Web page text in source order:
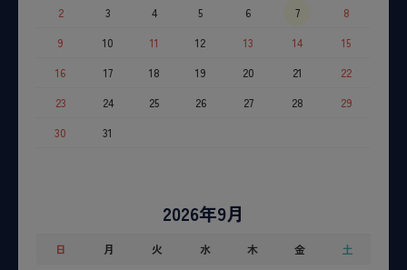
2
3 4 5 6 7
8
9
10 11 12 13 14
15
16
17 18 19 20 21
22
23
24 25 26 27 28
29
30
31
2026年9月
日 月 火 水 木 金
土